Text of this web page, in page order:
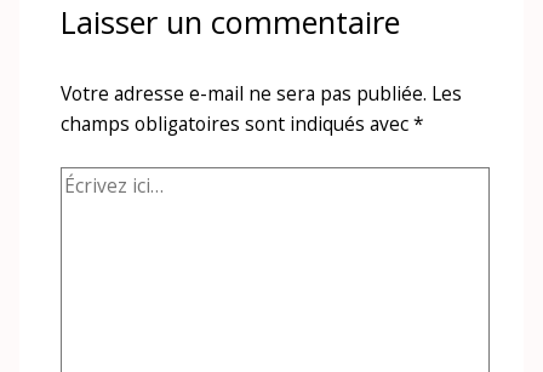
Laisser un commentaire
Votre adresse e-mail ne sera pas publiée. Les
champs obligatoires sont indiqués avec*
Écrivez